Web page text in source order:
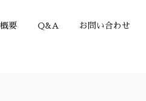
要 Q&A お問い合わせ